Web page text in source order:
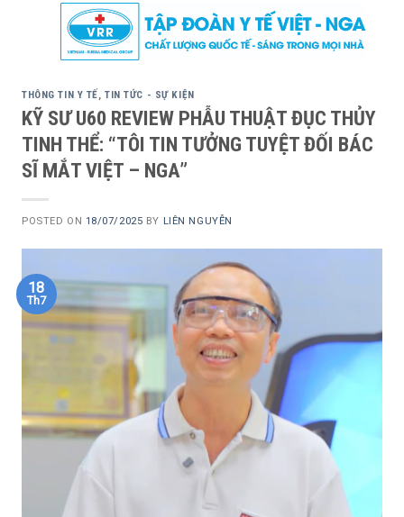
THÔNG TIN Y TẾ,TIN TỨC - SỰ KIỆN
KỸ SƯ U60 REVIEW PHẪU THUẬT ĐỤC THỦY
TINH THỂ: “TÔI TIN TƯỞNG TUYỆT ĐỐI BÁC
SĨ MẮT VIỆT – NGA”
POSTED ON 18/07/2025 BY LIÊN NGUYỄN
18
Th7